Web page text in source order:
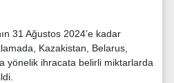
31 Ağustos 2024’e kadar
Kazakistan, Belarus,
yönelik ihracata belirli miktarlarda